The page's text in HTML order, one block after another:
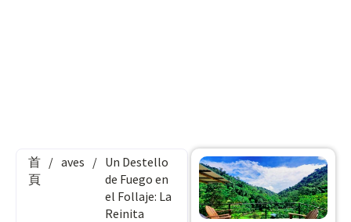
首
頁
/ aves / Un Destello
de Fuego en
el Follaje: La
Reinita